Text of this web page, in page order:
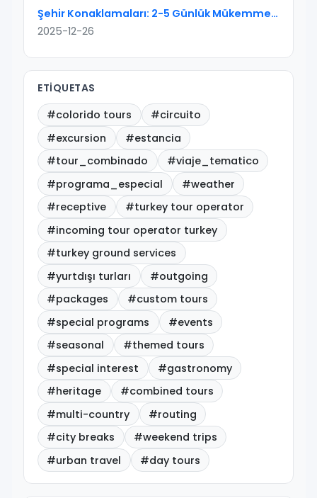
Şehir Konaklamaları: 2-5 Günlük Mükemmel Kentsel Kaçışların Sanatı
2025-12-26
ETIQUETAS
#colorido tours
#circuito
#excursion
#estancia
#tour_combinado
#viaje_tematico
#programa_especial
#weather
#receptive
#turkey tour operator
#incoming tour operator turkey
#turkey ground services
#yurtdışı turları
#outgoing
#packages
#custom tours
#special programs
#events
#seasonal
#themed tours
#special interest
#gastronomy
#heritage
#combined tours
#multi-country
#routing
#city breaks
#weekend trips
#urban travel
#day tours